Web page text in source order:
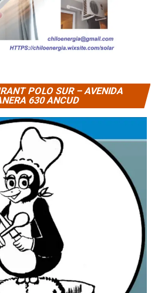
POLO SUR – AVENIDA
630 ANCUD